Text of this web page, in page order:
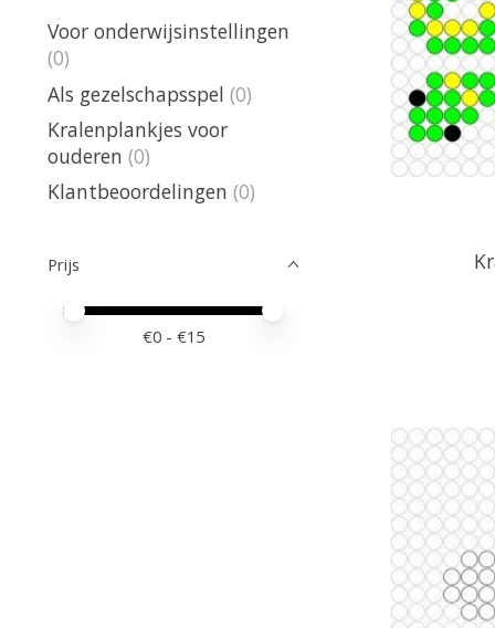
Voor onderwijsinstellingen
(0)
Als gezelschapsspel (0)
Kralenplankjes voor
ouderen (0)
Klantbeoordelingen (0)
Prijs
Minimale prijswaarde
Price maximum value
€0 - €15